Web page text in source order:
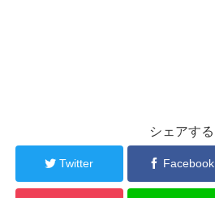
シェアする
Twitter Facebook